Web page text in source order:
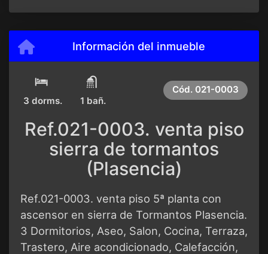
Información del inmueble
3 dorms. 1 bañ.
Cód. 021-0003
Ref.021-0003. venta piso
sierra de tormantos
(Plasencia)
Ref.021-0003. venta piso 5ª planta con
ascensor en sierra de Tormantos Plasencia.
3 Dormitorios, Aseo, Salon, Cocina, Terraza,
Trastero, Aire acondicionado, Calefacción,